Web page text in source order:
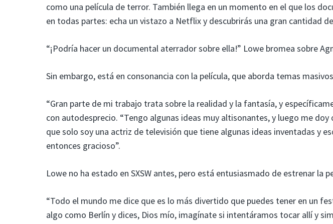
como una película de terror. También llega en un momento en el que los
en todas partes: echa un vistazo a Netflix y descubrirás una gran cantidad
“¡Podría hacer un documental aterrador sobre ella!” Lowe bromea sobre
Sin embargo, está en consonancia con la película, que aborda temas
“Gran parte de mi trabajo trata sobre la realidad y la fantasía, y
con autodesprecio. “Tengo algunas ideas muy altisonantes, y luego me doy
que solo soy una actriz de televisión que tiene algunas ideas inventadas y
entonces gracioso”.
Lowe no ha estado en SXSW antes, pero está entusiasmado de estrenar la
“Todo el mundo me dice que es lo más divertido que puedes tener en un
algo como Berlín y dices, Dios mío, imagínate si intentáramos tocar allí y